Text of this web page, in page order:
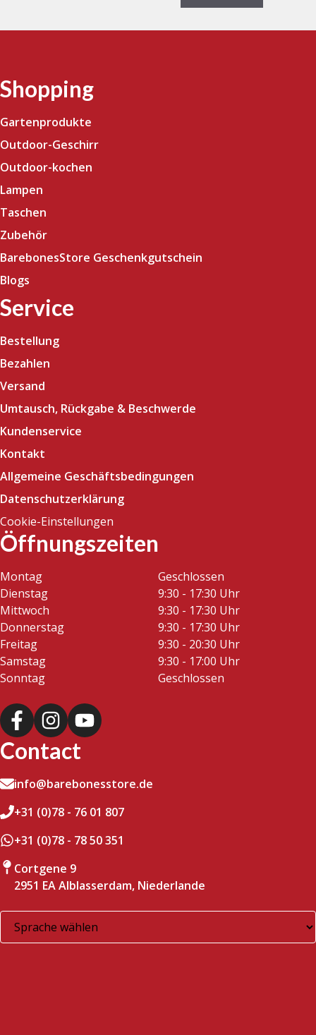
Shopping
Gartenprodukte
Outdoor-Geschirr
Outdoor-kochen
Lampen
Taschen
Zubehör
BarebonesStore Geschenkgutschein
Blogs
Service
Bestellung
Bezahlen
Versand
Umtausch, Rückgabe & Beschwerde
Kundenservice
Kontakt
Allgemeine Geschäftsbedingungen
Datenschutzerklärung
Cookie-Einstellungen
Öffnungszeiten
Montag
Geschlossen
Dienstag
9:30 - 17:30 Uhr
Mittwoch
9:30 - 17:30 Uhr
Donnerstag
9:30 - 17:30 Uhr
Freitag
9:30 - 20:30 Uhr
Samstag
9:30 - 17:00 Uhr
Sonntag
Geschlossen
Contact
info@barebonesstore.de
+31 (0)78 - 76 01 807
+31 (0)78 - 78 50 351
Cortgene 9
2951 EA Alblasserdam, Niederlande